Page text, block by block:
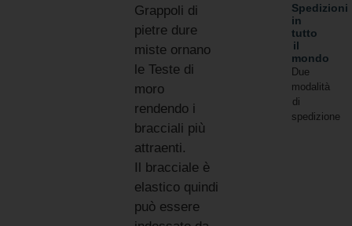
Grappoli di
pietre dure
miste ornano
le Teste di
moro
rendendo i
bracciali più
attraenti.
Il bracciale è
elastico quindi
può essere
Spedizioni
in
tutto
il
mondo
Due
modalità
di
spedizione